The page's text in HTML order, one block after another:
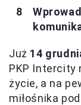
Już 14
PKP Intercity
życie, a na
miłośnika